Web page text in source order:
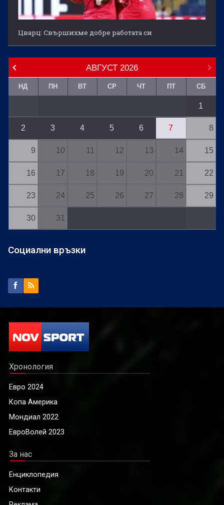
Цварц: Свършихме добре работата си
АВГУСТ 2026
НД ПН ВТ СР ЧТ ПТ СБ
1
2 3 4 5 6 7 8
9 10 11 12 13 14 15
16 17 18 19 20 21 22
23 24 25 26 27 28 29
30 31
Социални връзки
Хронология
Евро 2024
Копа Америка
Мондиал 2022
ЕвроВолей 2023
За нас
Енциклопедия
Контакти